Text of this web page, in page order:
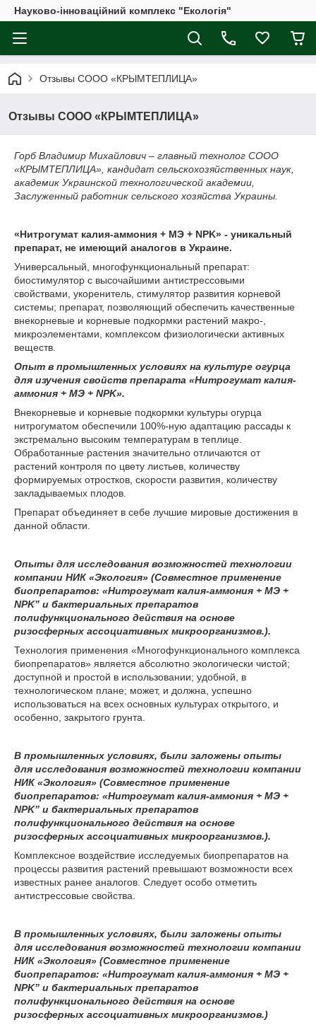
Науково-інноваційний комплекс "Екологія"
Отзывы CООО «КРЫМТЕПЛИЦА»
Отзывы CООО «КРЫМТЕПЛИЦА»
Горб Владимир Михайлович – главный технолог CООО
«КРЫМТЕПЛИЦА», кандидат сельскохозяйственных наук,
академик Украинской технологической академии,
Заслуженный работник сельского хозяйства Украины.
«Нитрогумат калия-аммония + МЭ + NPK» - уникальный
препарат, не имеющий аналогов в Украине.
Универсальный, многофункциональный препарат:
биостимулятор с высочайшими антистрессовыми
свойствами, укоренитель, стимулятор развития корневой
системы; препарат, позволяющий обеспечить качественные
внекорневые и корневые подкормки растений макро-,
микроэлементами, комплексом физиологически активных
веществ.
Опыт в промышленных условиях на культуре огурца
для изучения свойств препарата «Нитрогумат калия-
аммония + МЭ + NPK».
Внекорневые и корневые подкормки культуры огурца
нитрогуматом обеспечили 100%-ную адаптацию рассады к
экстремально высоким температурам в теплице.
Обработанные растения значительно отличаются от
растений контроля по цвету листьев, количеству
формируемых отростков, скорости развития, количеству
закладываемых плодов.
Препарат объединяет в себе лучшие мировые достижения в
данной области.
Опыты для исследования возможностей технологии
компании НИК «Экология» (Совместное применение
биопрепаратов: «Нитрогумат калия-аммония + МЭ +
NPK” и бактериальных препаратов
полифункционального действия на основе
ризосферных ассоциативных микроорганизмов.).
Технология применения «Многофункционального комплекса
биопрепаратов» является абсолютно экологически чистой;
доступной и простой в использовании; удобной, в
технологическом плане; может, и должна, успешно
использоваться на всех основных культурах открытого, и
особенно, закрытого грунта.
В промышленных условиях, были заложены опыты
для исследования возможностей технологии компании
НИК «Экология» (Совместное применение
биопрепаратов: «Нитрогумат калия-аммония + МЭ +
NPK” и бактериальных препаратов
полифункционального действия на основе
ризосферных ассоциативных микроорганизмов.).
Комплексное воздействие исследуемых биопрепаратов на
процессы развития растений превышают возможности всех
известных ранее аналогов. Следует особо отметить
антистрессовые свойства.
В промышленных условиях, были заложены опыты
для исследования возможностей технологии компании
НИК «Экология» (Совместное применение
биопрепаратов: «Нитрогумат калия-аммония + МЭ +
NPK” и бактериальных препаратов
полифункционального действия на основе
ризосферных ассоциативных микроорганизмов.)